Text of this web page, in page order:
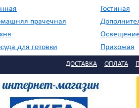
Гостиная
прачечная
для готовки
Прихожая
Текстиль
ДОСТАВКА ОПЛАТА